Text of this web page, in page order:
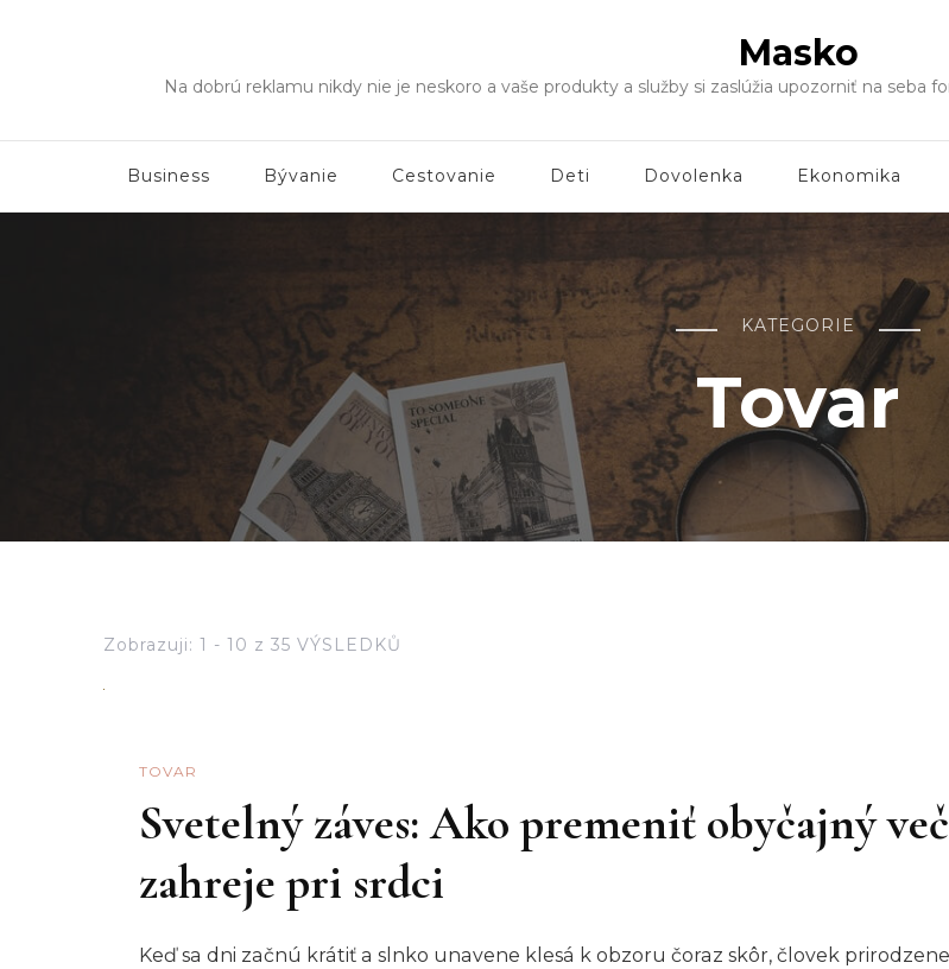
Masko
Na dobrú reklamu nikdy nie je neskoro a vaše produkty a služby si zaslúžia upozorniť na
Business Bývanie Cestovanie Deti Dovolenka Ekonomika
KATEGORIE
Tovar
Zobrazuji: 1 - 10 z 35 VÝSLEDKŮ
TOVAR
Svetelný záves: Ako premeniť obyčajný
zahreje pri srdci
Keď sa dni začnú krátiť a slnko unavene klesá k obzoru čoraz skôr, človek